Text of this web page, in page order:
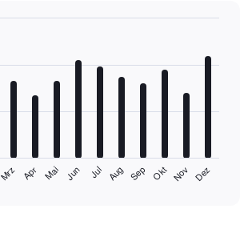
Mrz Apr Mai Jun Jul Aug Sep Okt Nov Dez